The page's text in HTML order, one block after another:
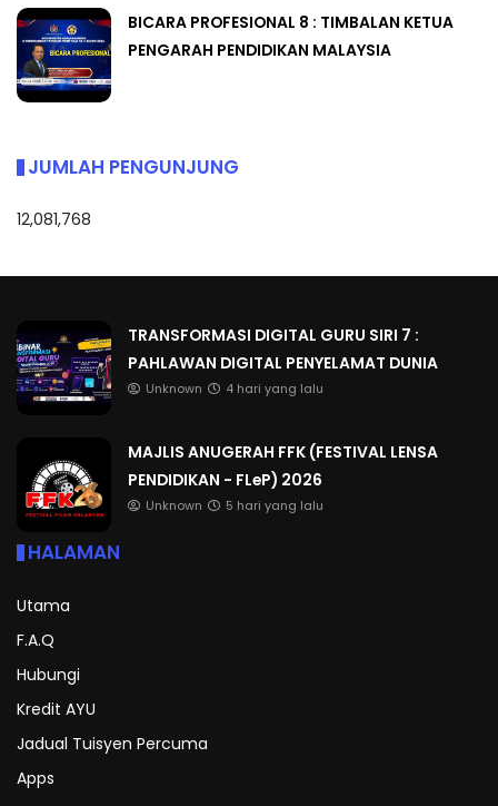
BICARA PROFESIONAL 8 : TIMBALAN KETUA
PENGARAH PENDIDIKAN MALAYSIA
JUMLAH PENGUNJUNG
12,081,768
TRANSFORMASI DIGITAL GURU SIRI 7 :
PAHLAWAN DIGITAL PENYELAMAT DUNIA
Unknown 4 hari yang lalu
MAJLIS ANUGERAH FFK (FESTIVAL LENSA
PENDIDIKAN - FLeP) 2026
Unknown 5 hari yang lalu
HALAMAN
Utama
F.A.Q
Hubungi
Kredit AYU
Jadual Tuisyen Percuma
Apps